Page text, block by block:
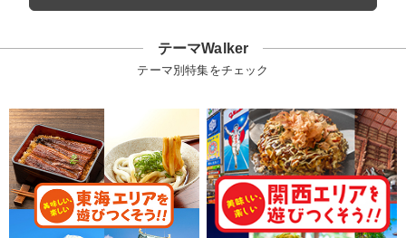
テーマWalker
テーマ別特集をチェック